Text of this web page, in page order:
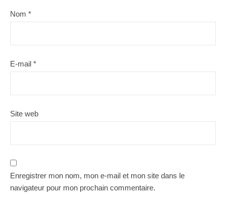
Nom *
E-mail *
Site web
Enregistrer mon nom, mon e-mail et mon site dans le
navigateur pour mon prochain commentaire.